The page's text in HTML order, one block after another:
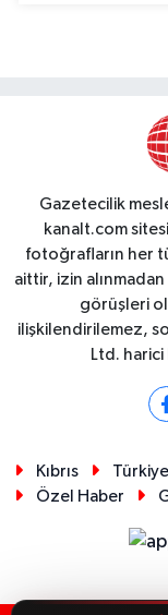
Gazetecilik
kanalt.com
fotoğrafların her
aittir, izin
görüşleri
ilişkilendirilemez,
Ltd.
Kıbrıs Türkiye
Özel Haber